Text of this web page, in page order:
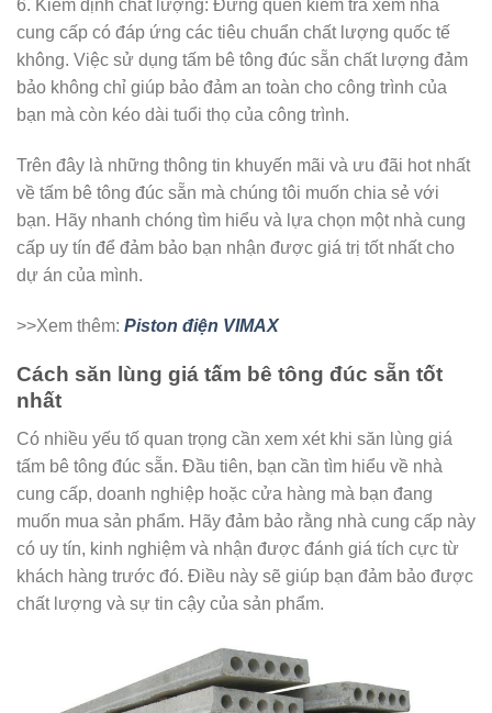
6. Kiểm định chất lượng: Đừng quên kiểm tra xem nhà
cung cấp có đáp ứng các tiêu chuẩn chất lượng quốc tế
không. Việc sử dụng tấm bê tông đúc sẵn chất lượng đảm
bảo không chỉ giúp bảo đảm an toàn cho công trình của
bạn mà còn kéo dài tuổi thọ của công trình.
Trên đây là những thông tin khuyến mãi và ưu đãi hot nhất
về tấm bê tông đúc sẵn mà chúng tôi muốn chia sẻ với
bạn. Hãy nhanh chóng tìm hiểu và lựa chọn một nhà cung
cấp uy tín để đảm bảo bạn nhận được giá trị tốt nhất cho
dự án của mình.
>>Xem thêm: Piston điện VIMAX
Cách săn lùng giá tấm bê tông đúc sẵn tốt
nhất
Có nhiều yếu tố quan trọng cần xem xét khi săn lùng giá
tấm bê tông đúc sẵn. Đầu tiên, bạn cần tìm hiểu về nhà
cung cấp, doanh nghiệp hoặc cửa hàng mà bạn đang
muốn mua sản phẩm. Hãy đảm bảo rằng nhà cung cấp này
có uy tín, kinh nghiệm và nhận được đánh giá tích cực từ
khách hàng trước đó. Điều này sẽ giúp bạn đảm bảo được
chất lượng và sự tin cậy của sản phẩm.